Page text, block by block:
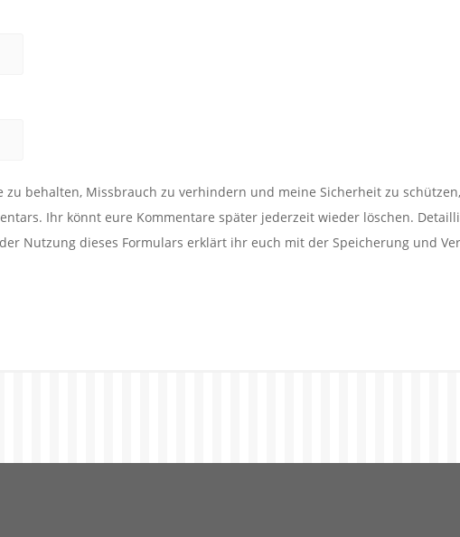
behalten, Missbrauch zu verhindern und meine Sicherheit zu
Ihr könnt eure Kommentare später jederzeit wieder löschen.
Nutzung dieses Formulars erklärt ihr euch mit der Speicherung und